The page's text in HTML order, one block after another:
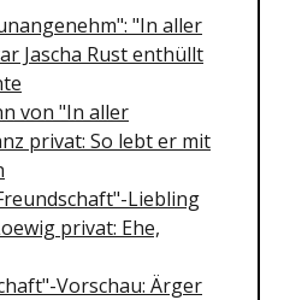
"In aller
Jascha Rust enthüllt
von "In aller
privat: So lebt er mit
Liebling
privat: Ehe,
Vorschau: Ärger